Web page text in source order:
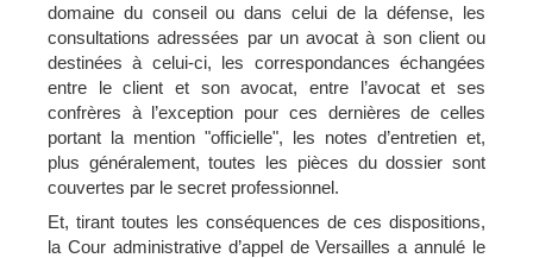
domaine du conseil ou dans celui de la défense, les
consultations adressées par un avocat à son client ou
destinées à celui-ci, les correspondances échangées
entre le client et son avocat, entre l’avocat et ses
confrères à l’exception pour ces dernières de celles
portant la mention "officielle", les notes d’entretien et,
plus généralement, toutes les pièces du dossier sont
couvertes par le secret professionnel.
Et, tirant toutes les conséquences de ces dispositions,
la Cour administrative d’appel de Versailles a annulé le